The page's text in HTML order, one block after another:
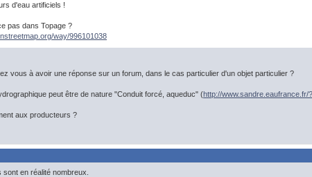
d'eau artificiels !
pas dans Topage ?
way/996101038
vous à avoir une réponse sur un forum, dans le cas particulier d'un objet particulier ?
peut être de nature "Conduit forcé, aqueduc" (http://
aux producteurs ?
en réalité nombreux.